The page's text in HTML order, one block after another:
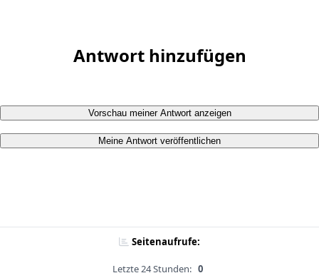
Antwort hinzufügen
Vorschau meiner Antwort anzeigen
Meine Antwort veröffentlichen
Seitenaufrufe:
Letzte 24 Stunden: 0